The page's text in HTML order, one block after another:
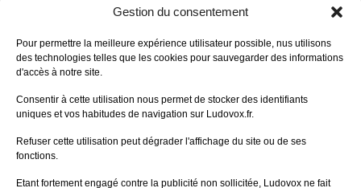
Gestion du consentement
Pour permettre la meilleure expérience utilisateur possible, nus utilisons
des technologies telles que les cookies pour sauvegarder des informations
d'accès à notre site.
Consentir à cette utilisation nous permet de stocker des identifiants
uniques et vos habitudes de navigation sur Ludovox.fr.
Refuser cette utilisation peut dégrader l'affichage du site ou de ses
fonctions.
Etant fortement engagé contre la publicité non sollicitée, Ludovox ne fait
DERNIERS AVIS DES MEMBRES
Avis de morlockbob
Sur le jeu Collect!
il y a 3 heures
Avis demorlockbob
Sur le jeu Detective Box - Ciao
Publié leil y a 1 jour
80%
Sur le jeu Detective Box - Ciao